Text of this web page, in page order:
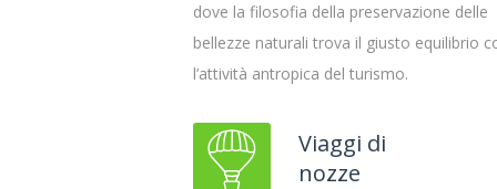
dove la filosofia della preservazione delle
bellezze naturali trova il giusto equilibrio
l’attività antropica del turismo.
Viaggi di
nozze